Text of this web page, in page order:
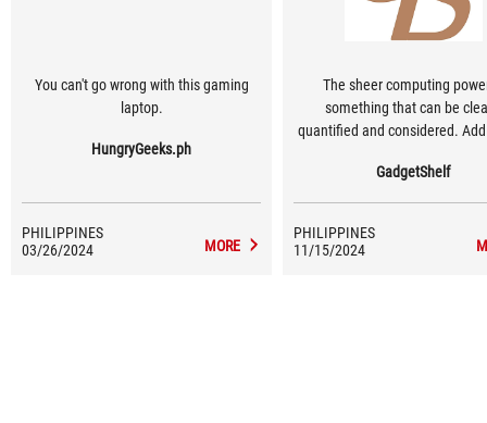
You can't go wrong with this gaming
laptop.
HungryGeeks.ph
PHILIPPINES
03/26/2024
MORE
The sheer computing
something that can be
quantified and considered.
the G18 can offer each and
around it.
GadgetShelf
PHILIPPINES
11/15/2024